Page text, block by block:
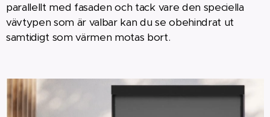
parallellt med fasaden och tack vare den speciella
vävtypen som är valbar kan du se obehindrat ut
samtidigt som värmen motas bort.